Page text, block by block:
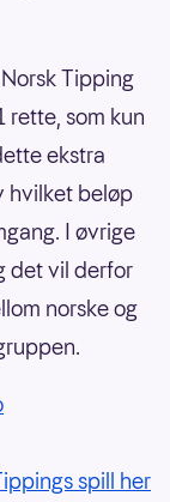
Tipping
rette, som kun
ekstra
hvilket beløp
I øvrige
det vil derfor
norske og
spill her